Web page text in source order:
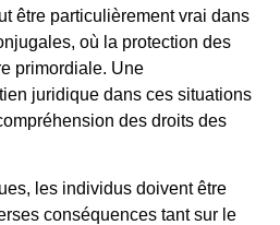
être particulièrement vrai dans
où la protection des
primordiale. Une
juridique dans ces situations
des droits des
les individus doivent être
conséquences tant sur le